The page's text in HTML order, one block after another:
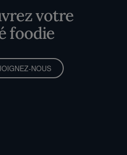
votre
foodie
NOUS